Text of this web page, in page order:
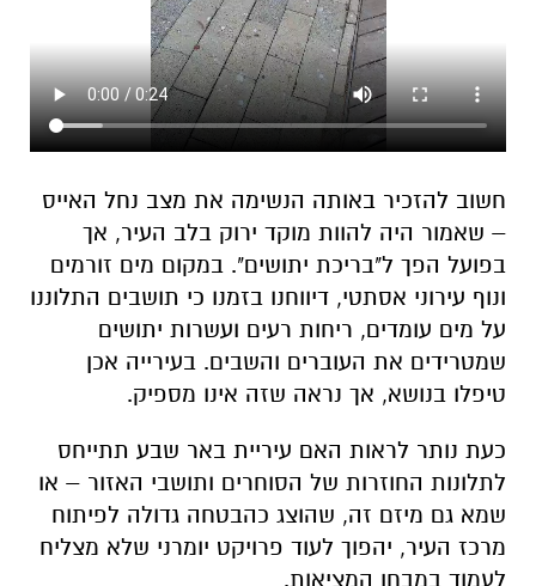
חשוב להזכיר באותה הנשימה את מצב נחל האייס
– שאמור היה להוות מוקד ירוק בלב העיר, אך
בפועל הפך ל"בריכת יתושים". במקום מים זורמים
ונוף עירוני אסתטי, דיווחנו בזמנו כי תושבים התלוננו
על מים עומדים, ריחות רעים ועשרות יתושים
שמטרידים את העוברים והשבים. בעירייה אכן
טיפלו בנושא, אך נראה שזה אינו מספיק.
כעת נותר לראות האם עיריית באר שבע תתייחס
לתלונות החוזרות של הסוחרים ותושבי האזור – או
שמא גם מיזם זה, שהוצג כהבטחה גדולה לפיתוח
מרכז העיר, יהפוך לעוד פרויקט יומרני שלא מצליח
לעמוד במבחן המציאות.